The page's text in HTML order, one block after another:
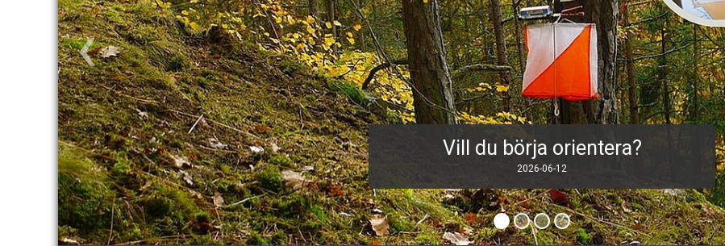
Invigning av nya MTB-leder i Marka
och klubbmästerskap
2026-06-03 10:25
‹